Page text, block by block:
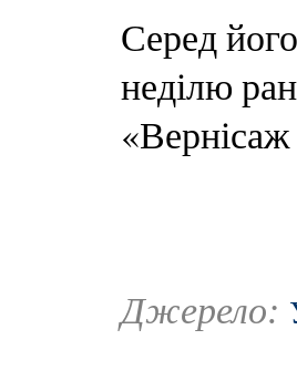
Серед
неділю
Джерело: